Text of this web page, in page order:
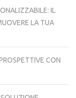
IL
LA TUA
CON